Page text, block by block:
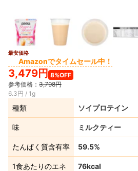
最安価格
Amazonでタイムセール中！
3,479円 8%OFF
参考価格： 3,798円
6.3円 / 1g
種類 ソイプロテイン
味 ミルクティー
たんぱく質含有率 59.5%
1食あたりのエネ
76kcal